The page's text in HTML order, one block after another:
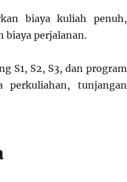
biaya kuliah penuh,
biaya perjalanan.
S1, S2, S3, dan program
perkuliahan, tunjangan